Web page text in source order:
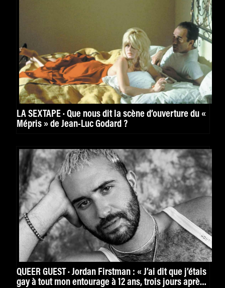
LA SEXTAPE · Que nous dit la scène d’ouverture du «
Mépris » de Jean-Luc Godard ?
QUEER GUEST · Jordan Firstman : « J’ai dit que j’étais
gay à tout mon entourage à 12 ans, trois jours après